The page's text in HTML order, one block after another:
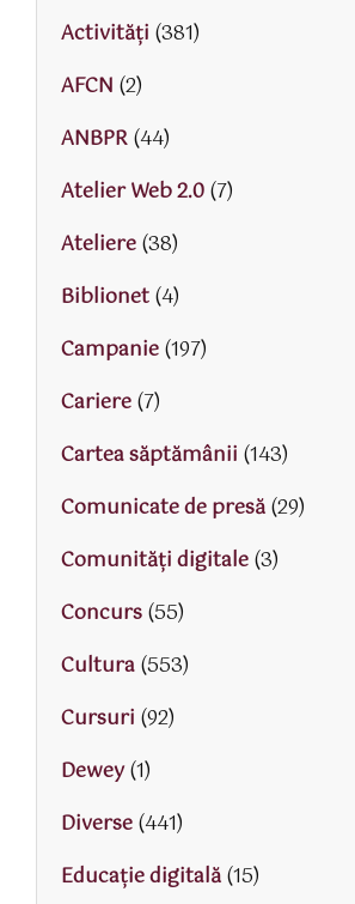
Activităţi (381)
AFCN (2)
ANBPR(44)
Atelier Web 2.0(7)
Ateliere(38)
Biblionet(4)
Campanie(197)
Cariere(7)
Cartea săptămânii (143)
Comunicate de presă(29)
Comunități digitale(3)
Concurs(55)
Cultura(553)
Cursuri (92)
Dewey(1)
Diverse(441)
Educaţie digitală(15)